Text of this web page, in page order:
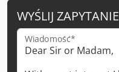
WYŚLIJ ZAPYTANIE
Wiadomość*